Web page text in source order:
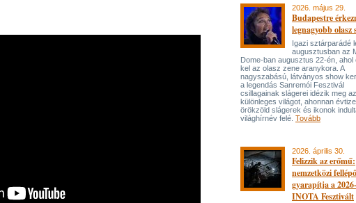
2026. május 29.
Budapestre
legnagyobb olasz
Igazi sztárparádé
augusztusban az
Dome-ban augusztus 22-én, ahol
kel az olasz zene aranykora. A
nagyszabású, látványos show
a legendás Sanremói Fesztivál
csillagainak slágerei idézik meg
különleges világot, ahonnan
örökzöld slágerek és ikonok
világhírnév felé. Tovább
2026. április 30.
Felizzik az erőmű:
nemzetközi
gyarapítja a
INOTA Fesztivált